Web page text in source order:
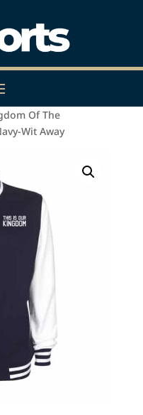
Of The
Wit Away